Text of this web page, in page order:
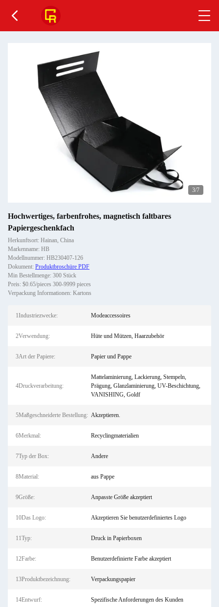
4/7
Hochwertiges, farbenfrohes, magnetisch faltbares
Papiergeschenkfach
Herkunftsort: Hainan, China
Markenname: HB
Modellnummer: HB230407-126
Dokument: Produktbroschüre PDF
Min Bestellmenge: 300 Stück
Preis: $0.65/pieces 300-9999 pieces
Verpackung Informationen: Kartons
1Industriezwecke: Modeaccessoires
2Verwendung: Hüte und Mützen, Haarzubehör
3Art der Papiere: Papier und Pappe
4Druckverarbeitung:
Mattelaminierung, Lackierung, Stempeln,
Prägung, Glanzlaminierung, UV-Beschichtung,
VANISHING, Goldf
5Maßgeschneiderte Bestellung: Akzeptieren.
6Merkmal: Recyclingmaterialien
7Typ der Box: Andere
8Material: aus Pappe
9Größe: Anpasste Größe akzeptiert
10Das Logo: Akzeptieren Sie benutzerdefiniertes Logo
11Typ: Druck in Papierboxen
12Farbe: Benutzerdefinierte Farbe akzeptiert
13Produktbezeichnung: Verpackungspapier
14Entwurf: Spezifische Anforderungen des Kunden